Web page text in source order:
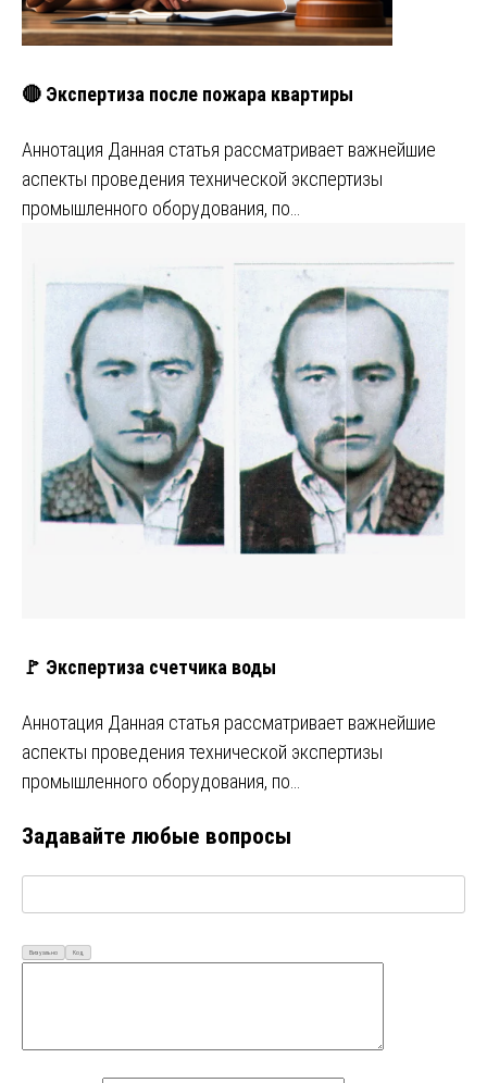
🔴 Экспертиза после пожара квартиры
Аннотация Данная статья рассматривает важнейшие
аспекты проведения технической экспертизы
промышленного оборудования, по…
🚩 Экспертиза счетчика воды
Аннотация Данная статья рассматривает важнейшие
аспекты проведения технической экспертизы
промышленного оборудования, по…
Задавайте любые вопросы
Визуально Код